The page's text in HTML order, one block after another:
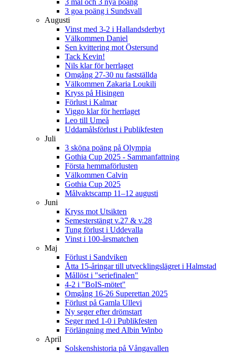
3 goa poäng i Sundsvall
Augusti
Vinst med 3-2 i Hallandsderbyt
Välkommen Daniel
Sen kvittering mot Östersund
Tack Kevin!
Nils klar för herrlaget
Omgång 27-30 nu fastställda
Välkommen Zakaria Loukili
Kryss på Hisingen
Förlust i Kalmar
Viggo klar för herrlaget
Leo till Umeå
Uddamålsförlust i Publikfesten
Juli
3 sköna poäng på Olympia
Gothia Cup 2025 - Sammanfattning
Första hemmaförlusten
Välkommen Calvin
Gothia Cup 2025
Målvaktscamp 11–12 augusti
Juni
Kryss mot Utsikten
Semesterstängt v.27 & v.28
Tung förlust i Uddevalla
Vinst i 100-årsmatchen
Maj
Förlust i Sandviken
Åtta 15-åringar till utvecklingslägret i Halmstad
Mållöst i "seriefinalen"
4-2 i "BoIS-mötet"
Omgång 16-26 Superettan 2025
Förlust på Gamla Ullevi
Ny seger efter drömstart
Seger med 1-0 i Publikfesten
Förlängning med Albin Winbo
April
Solskenshistoria på Vångavallen